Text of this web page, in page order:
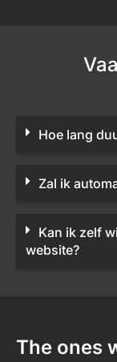
Hoe lang
Zal ik
Kan ik zelf
website?
The ones